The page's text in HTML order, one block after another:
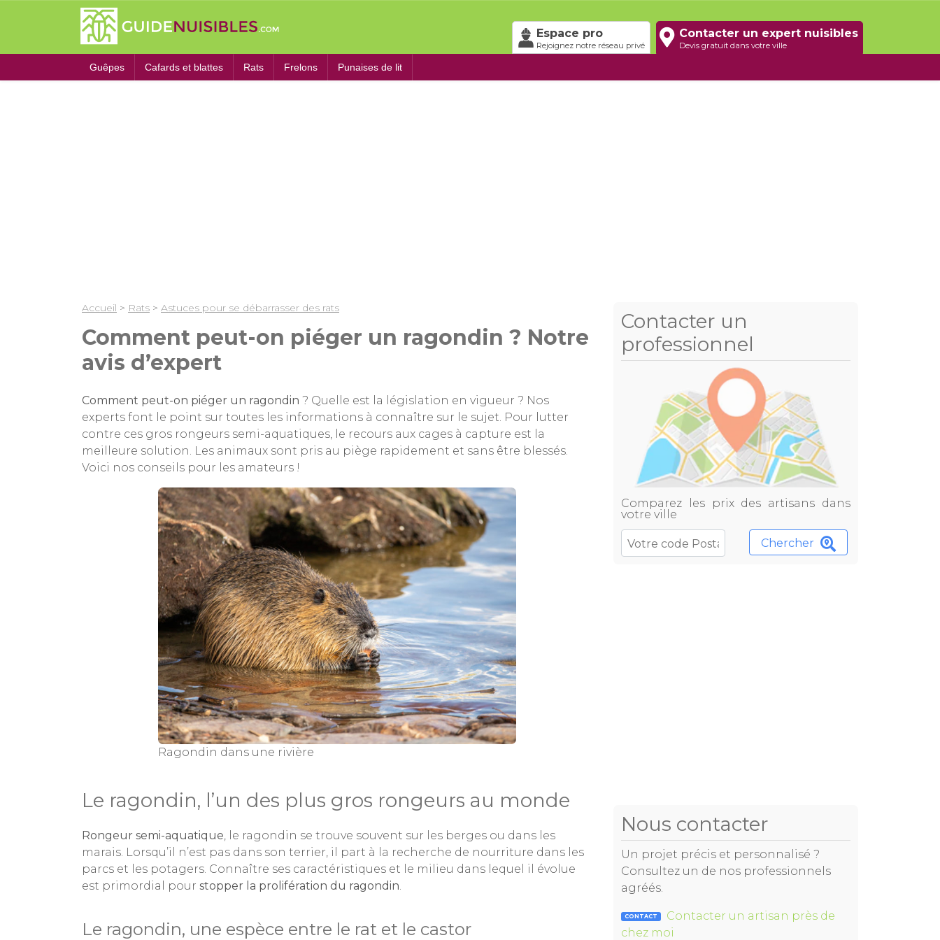
Espace pro
Rejoignez notre réseau privé
Contacter un expert nuisibles
Devis gratuit dans votre ville
Guêpes Cafards et blattes Rats Frelons Punaises de lit
Accueil > Rats > Astuces pour se débarrasser des rats
Comment peut-on piéger un ragondin ? Notre
avis d’expert
Comment peut-on piéger un ragondin ? Quelle est la législation en vigueur ? Nos
experts font le point sur toutes les informations à connaître sur le sujet. Pour lutter
contre ces gros rongeurs semi-aquatiques, le recours aux cages à capture est la
meilleure solution. Les animaux sont pris au piège rapidement et sans être blessés.
Voici nos conseils pour les amateurs !
Ragondin dans une rivière
Le ragondin, l’un des plus gros rongeurs au monde
Rongeur semi-aquatique , le ragondin se trouve souvent sur les berges ou dans les
marais. Lorsqu’il n’est pas dans son terrier, il part à la recherche de nourriture dans les
parcs et les potagers. Connaître ses caractéristiques et le milieu dans lequel il évolue
est primordial pour stopper la prolifération du ragondin
Le ragondin, une espèce entre le rat et le castor
Contacter un
professionnel
Comparez les prix des artisans dans
votre ville
Chercher
Nous contacter
Un projet précis et personnalisé ?
Consultez un de nos professionnels
agréés.
CONTACT
Contacter un artisan près de
chez moi